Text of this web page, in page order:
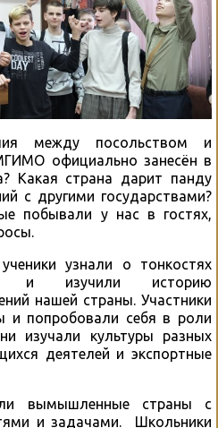
между посольством и
официально занесён в
Какая страна дарит панду
с другими государствами?
побывали у нас в гостях,
узнали о тонкостях
и изучили историю
нашей страны. Участники
и попробовали себя в роли
изучали культуры разных
деятелей и экспортные
вымышленные страны с
и задачами. Школьники